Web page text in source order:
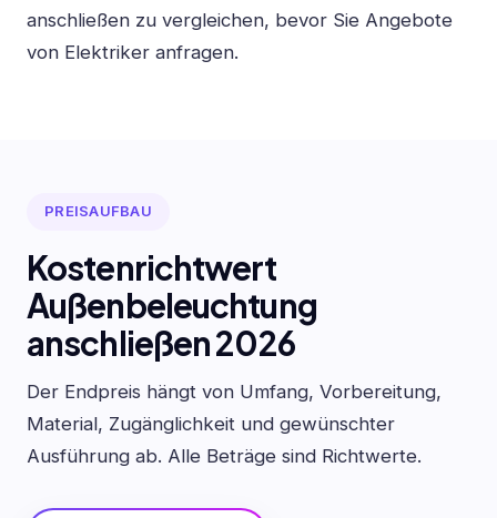
anschließen zu vergleichen, bevor Sie Angebote
von Elektriker anfragen.
PREISAUFBAU
Kostenrichtwert
Außenbeleuchtung
anschließen 2026
Der Endpreis hängt von Umfang, Vorbereitung,
Material, Zugänglichkeit und gewünschter
Ausführung ab. Alle Beträge sind Richtwerte.